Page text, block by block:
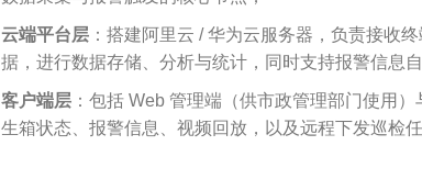
云端平台层：搭建阿里云 / 华为云服务器，负责接收
据，进行数据存储、分析与统计，同时支持报警信息自
客户端层：包括 Web 管理端（供市政管理部门使用
生箱状态、报警信息、视频回放，以及远程下发巡检任